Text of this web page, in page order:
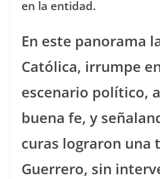
en la entidad.
En este panorama
Católica, irrumpe
escenario político,
buena fe, y
curas lograron una
Guerrero, sin